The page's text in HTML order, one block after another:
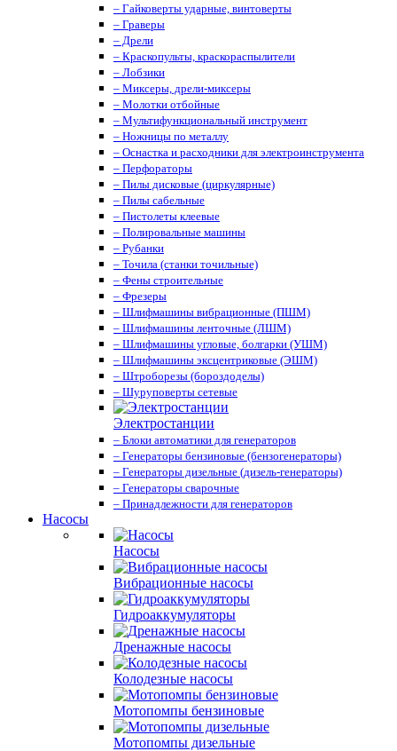
– Гайковерты ударные, винтоверты
– Граверы
– Дрели
– Краскопульты, краскораспылители
– Лобзики
– Миксеры, дрели-миксеры
– Молотки отбойные
– Мультифункциональный инструмент
– Ножницы по металлу
– Оснастка и расходники для электроинструмента
– Перфораторы
– Пилы дисковые (циркулярные)
– Пилы сабельные
– Пистолеты клеевые
– Полировальные машины
– Рубанки
– Точила (станки точильные)
– Фены строительные
– Фрезеры
– Шлифмашины вибрационные (ПШМ)
– Шлифмашины ленточные (ЛШМ)
– Шлифмашины угловые, болгарки (УШМ)
– Шлифмашины эксцентриковые (ЭШМ)
– Штроборезы (бороздоделы)
– Шуруповерты сетевые
Электростанции
– Блоки автоматики для генераторов
– Генераторы бензиновые (бензогенераторы)
– Генераторы дизельные (дизель-генераторы)
– Генераторы сварочные
– Принадлежности для генераторов
Насосы
Насосы
Вибрационные насосы
Гидроаккумуляторы
Дренажные насосы
Колодезные насосы
Мотопомпы бензиновые
Мотопомпы дизельные